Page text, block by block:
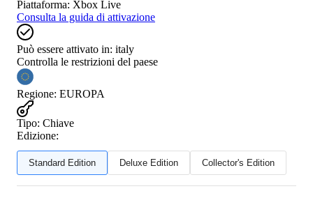
Piattaforma: Xbox Live
Consulta la guida di attivazione
Può essere attivato in: italy
Controlla le restrizioni del paese
Regione: EUROPA
Tipo: Chiave
Edizione:
Standard Edition Deluxe Edition Collector's Edition